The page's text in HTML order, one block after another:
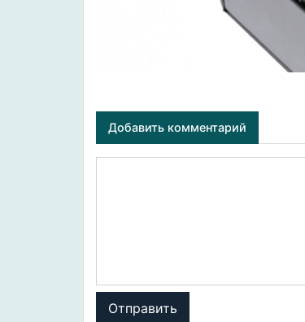
Добавить комментарий
Отправить